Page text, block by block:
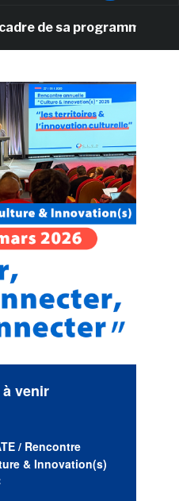
sa programmation
venir
/ Rencontre
& Innovation(s)